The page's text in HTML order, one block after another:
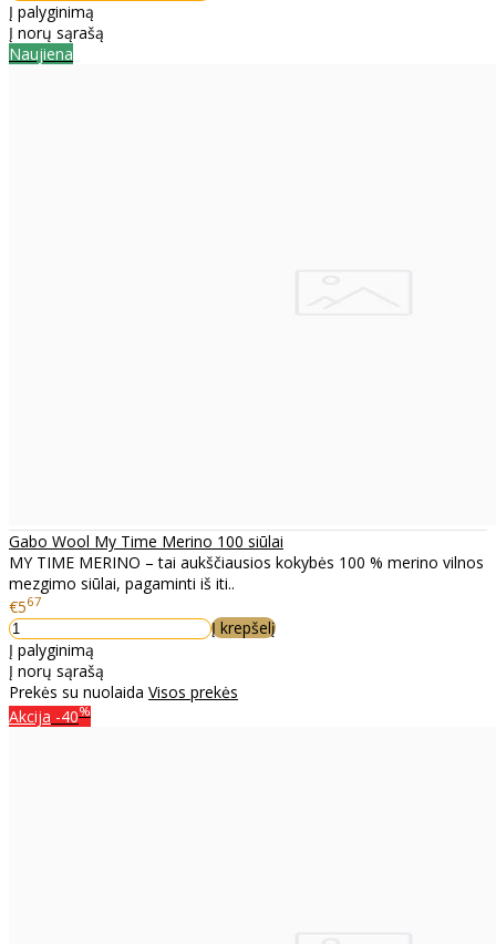
Į palyginimą
Į norų sąrašą
Naujiena
Gabo Wool My Time Merino 100 siūlai
MY TIME MERINO – tai aukščiausios kokybės 100 % merino vilnos
mezgimo siūlai, pagaminti iš iti..
€567
Į krepšelį
Į palyginimą
Į norų sąrašą
Prekės su nuolaida Visos prekės
Akcija -40%